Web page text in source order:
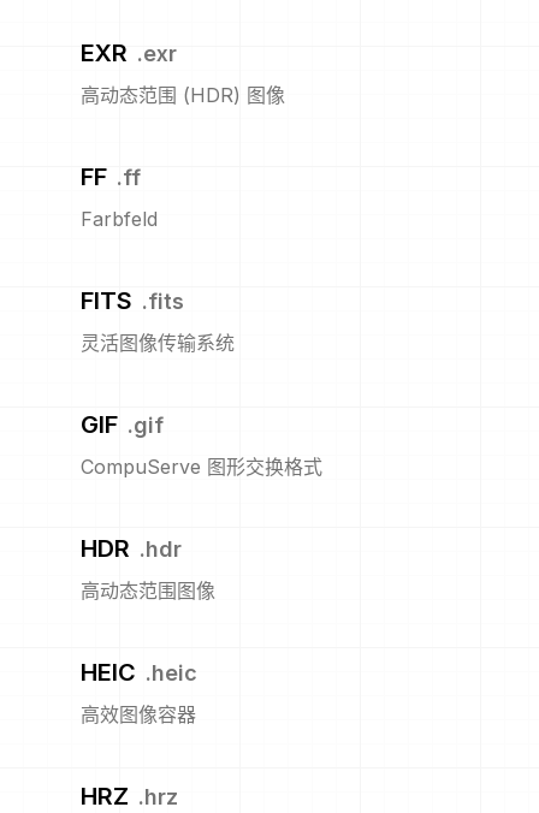
EXR .exr
高动态范围 (HDR) 图像
FF .ff
Farbfeld
FITS .fits
灵活图像传输系统
GIF .gif
CompuServe 图形交换格式
HDR .hdr
高动态范围图像
HEIC .heic
高效图像容器
HRZ .hrz